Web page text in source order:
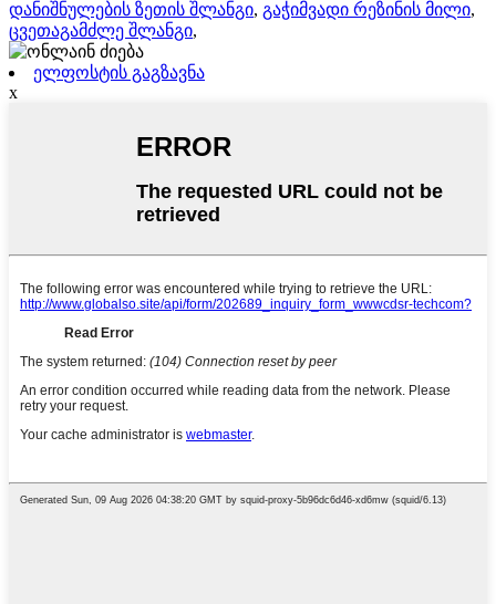
დანიშნულების ზეთის შლანგი, გაჭიმვადი რეზინის მილი,
ცვეთაგამძლე შლანგი,
ელფოსტის გაგზავნა
x